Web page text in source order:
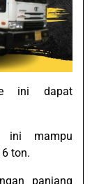
ini dapat
ini mampu
ton.
panjang